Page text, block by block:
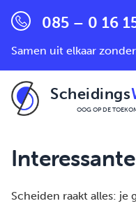
085 – 0 16
Samen uit elkaar
Scheidings
OOG OP DE
Scheiden raakt alles: je